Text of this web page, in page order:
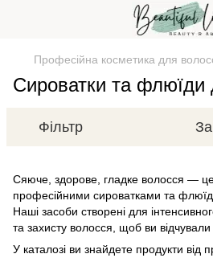
Професійна косметика для
Сироватки та флюїди
Фільтр
Сяюче, здорове, гладке волосся — це
професійними сироватками та
Наші засоби створені для
та захисту волосся, щоб ви
У каталозі ви знайдете продукти від